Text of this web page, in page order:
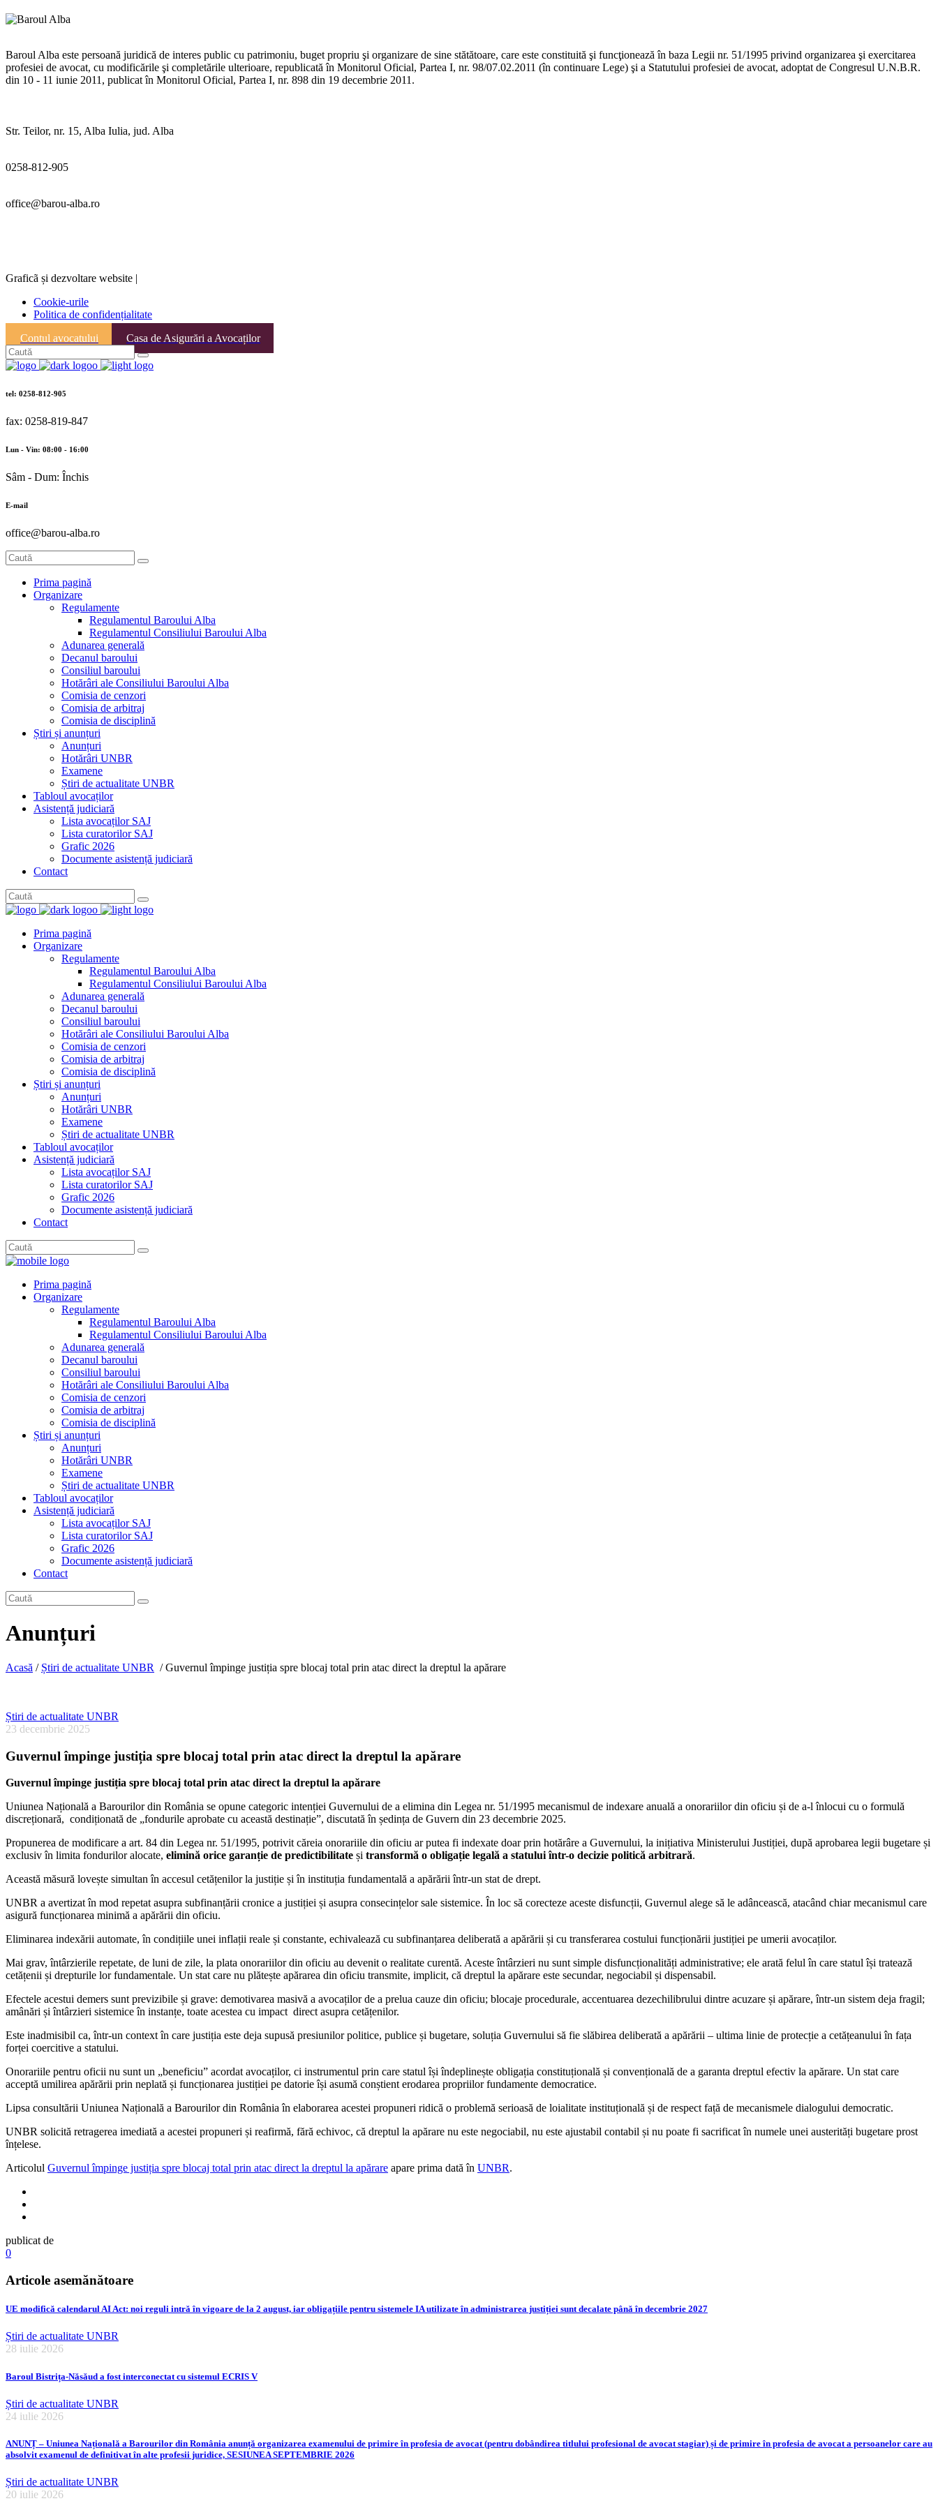
Baroul Alba este persoană juridică de interes public cu patrimoniu, buget propriu şi organizare de sine stătătoare, care este constituită şi funcţionează în baza Legii nr. 51/1995 privind organizarea şi exercitarea
profesiei de avocat, cu modificările şi completările ulterioare, republicată în Monitorul Oficial, Partea I, nr. 98/07.02.2011 (în continuare Lege) şi a Statutului profesiei de avocat, adoptat de Congresul U.N.B.R.
din 10 - 11 iunie 2011, publicat în Monitorul Oficial, Partea I, nr. 898 din 19 decembrie 2011.
Str. Teilor, nr. 15, Alba Iulia, jud. Alba
0258-812-905
office@barou-alba.ro
Graficã și dezvoltare website |
Cookie-urile
Politica de confidențialitate
Contul avocatului
Casa de Asigurări a Avocaților
tel: 0258-812-905
fax: 0258-819-847
Lun - Vin: 08:00 - 16:00
Sâm - Dum: Închis
E-mail
office@barou-alba.ro
Prima pagină
Organizare
Regulamente
Regulamentul Baroului Alba
Regulamentul Consiliului Baroului Alba
Adunarea generală
Decanul baroului
Consiliul baroului
Hotărâri ale Consiliului Baroului Alba
Comisia de cenzori
Comisia de arbitraj
Comisia de disciplină
Știri și anunțuri
Anunțuri
Hotărâri UNBR
Examene
Știri de actualitate UNBR
Tabloul avocaților
Asistență judiciară
Lista avocaților SAJ
Lista curatorilor SAJ
Grafic 2026
Documente asistență judiciară
Contact
Prima pagină
Organizare
Regulamente
Regulamentul Baroului Alba
Regulamentul Consiliului Baroului Alba
Adunarea generală
Decanul baroului
Consiliul baroului
Hotărâri ale Consiliului Baroului Alba
Comisia de cenzori
Comisia de arbitraj
Comisia de disciplină
Știri și anunțuri
Anunțuri
Hotărâri UNBR
Examene
Știri de actualitate UNBR
Tabloul avocaților
Asistență judiciară
Lista avocaților SAJ
Lista curatorilor SAJ
Grafic 2026
Documente asistență judiciară
Contact
Prima pagină
Organizare
Regulamente
Regulamentul Baroului Alba
Regulamentul Consiliului Baroului Alba
Adunarea generală
Decanul baroului
Consiliul baroului
Hotărâri ale Consiliului Baroului Alba
Comisia de cenzori
Comisia de arbitraj
Comisia de disciplină
Știri și anunțuri
Anunțuri
Hotărâri UNBR
Examene
Știri de actualitate UNBR
Tabloul avocaților
Asistență judiciară
Lista avocaților SAJ
Lista curatorilor SAJ
Grafic 2026
Documente asistență judiciară
Contact
Anunțuri
Acasă / Știri de actualitate UNBR /Guvernul împinge justiția spre blocaj total prin atac direct la dreptul la apărare
Știri de actualitate UNBR
23 decembrie 2025
Guvernul împinge justiția spre blocaj total prin atac direct la dreptul la apărare
Guvernul împinge justiția spre blocaj total prin atac direct la dreptul la apărare
Uniunea Națională a Barourilor din România se opune categoric intenției Guvernului de a elimina din Legea nr. 51/1995 mecanismul de indexare anuală a onorariilor din oficiu și de a-l înlocui cu o formulă
discreționară, condiționată de „fondurile aprobate cu această destinație”, discutată în ședința de Guvern din 23 decembrie 2025.
Propunerea de modificare a art. 84 din Legea nr. 51/1995, potrivit căreia onorariile din oficiu ar putea fi indexate doar prin hotărâre a Guvernului, la inițiativa Ministerului Justiției, după aprobarea legii bugetare și
exclusiv în limita fondurilor alocate, elimină orice garanție de predictibilitate și transformă o obligație legală a statului într-o decizie politică arbitrară.
Această măsură lovește simultan în accesul cetățenilor la justiție și în instituția fundamentală a apărării într-un stat de drept.
UNBR a avertizat în mod repetat asupra subfinanțării cronice a justiției și asupra consecințelor sale sistemice. În loc să corecteze aceste disfuncții, Guvernul alege să le adâncească, atacând chiar mecanismul care
asigură funcționarea minimă a apărării din oficiu.
Eliminarea indexării automate, în condițiile unei inflații reale și constante, echivalează cu subfinanțarea deliberată a apărării și cu transferarea costului funcționării justiției pe umerii avocaților.
Mai grav, întârzierile repetate, de luni de zile, la plata onorariilor din oficiu au devenit o realitate curentă. Aceste întârzieri nu sunt simple disfuncționalități administrative; ele arată felul în care statul își tratează
cetățenii și drepturile lor fundamentale. Un stat care nu plătește apărarea din oficiu transmite, implicit, că dreptul la apărare este secundar, negociabil și dispensabil.
Efectele acestui demers sunt previzibile și grave: demotivarea masivă a avocaților de a prelua cauze din oficiu; blocaje procedurale, accentuarea dezechilibrului dintre acuzare și apărare, într-un sistem deja fragil;
amânări și întârzieri sistemice în instanțe, toate acestea cu impact direct asupra cetățenilor.
Este inadmisibil ca, într-un context în care justiția este deja supusă presiunilor politice, publice și bugetare, soluția Guvernului să fie slăbirea deliberată a apărării – ultima linie de protecție a cetățeanului în fața
forței coercitive a statului.
Onorariile pentru oficii nu sunt un „beneficiu” acordat avocaților, ci instrumentul prin care statul își îndeplinește obligația constituțională și convențională de a garanta dreptul efectiv la apărare. Un stat care
acceptă umilirea apărării prin neplată și funcționarea justiției pe datorie își asumă conștient erodarea propriilor fundamente democratice.
Lipsa consultării Uniunea Națională a Barourilor din România în elaborarea acestei propuneri ridică o problemă serioasă de loialitate instituțională și de respect față de mecanismele dialogului democratic.
UNBR solicită retragerea imediată a acestei propuneri și reafirmă, fără echivoc, că dreptul la apărare nu este negociabil, nu este ajustabil contabil și nu poate fi sacrificat în numele unei austerități bugetare prost
înțelese.
Articolul Guvernul împinge justiția spre blocaj total prin atac direct la dreptul la apărare apare prima dată în UNBR.
publicat de
0
Articole asemănătoare
UE modifică calendarul AI Act: noi reguli intră în vigoare de la 2 august, iar obligațiile pentru sistemele IA utilizate în administrarea justiției sunt decalate până în decembrie 2027
Știri de actualitate UNBR
28 iulie 2026
Baroul Bistrița-Năsăud a fost interconectat cu sistemul ECRIS V
Știri de actualitate UNBR
24 iulie 2026
ANUNȚ – Uniunea Națională a Barourilor din România anunță organizarea examenului de primire în profesia de avocat (pentru dobândirea titlului profesional de avocat stagiar) și de primire în profesia de avocat a persoanelor care au
absolvit examenul de definitivat în alte profesii juridice, SESIUNEA SEPTEMBRIE 2026
Știri de actualitate UNBR
20 iulie 2026